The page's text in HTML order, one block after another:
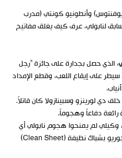
يوفنتوس) وأنطونيو كونتي (مدرب
لنابولي، عرف كيف يغلق مفاتيح
، الذي حصل بجدارة على جائزة “رجل
كان سداً منيعاً. سيطر على إيقاع اللعب، وقطع الإمداد
دي لورينزو وسبينازولا كان قاتلاً.
رائعة دفاعاً وهجوماً.
وكيلي لم يمنحوا هجوم نابولي أي
فرصة للتنفس، وخرج الحارس دي جريجوريو بشباك نظيفة (Clean Sheet)